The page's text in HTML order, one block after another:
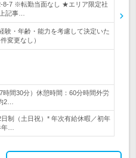
8-7 ※転勤当面なし ★エリア限定社
記事…
験・年齢・能力を考慮して決定いた
変更なし）
時間30分）休憩時間：60分時間外労
2…
制（土日祝）* 年次有給休暇／初年
…